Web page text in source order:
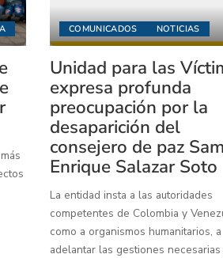
COMUNICADOS NOTICIAS
Unidad para las
expresa profunda
preocupación por la
desaparición del
consejero de paz
Enrique Salazar Soto
La entidad insta a las autoridades
competentes de Colombia y
como a organismos humanitarios, a
adelantar las gestiones necesarias